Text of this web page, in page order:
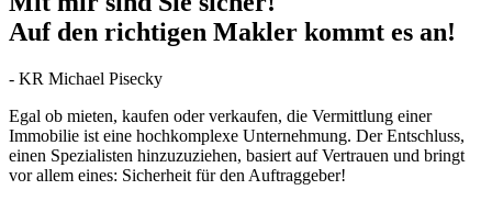
Auf den richtigen Makler kommt es an!
- KR Michael Pisecky
Egal ob mieten, kaufen oder verkaufen, die Vermittlung einer
Immobilie ist eine hochkomplexe Unternehmung. Der Entschluss,
einen Spezialisten hinzuzuziehen, basiert auf Vertrauen und bringt
vor allem eines: Sicherheit für den Auftraggeber!